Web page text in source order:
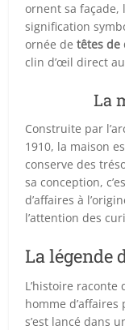
ornent sa façade,
signification
ornée detêtes de
clin d’œil direct
La
Construite par
1910, la maison
conserve des
sa conception,
d’affaires à
l’attention des
La légende
L’histoire raconte
homme
s’est lancé dans